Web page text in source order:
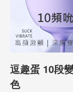
明
逗趣蛋 10段
色